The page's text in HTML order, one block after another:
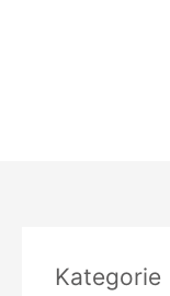
Kategorie